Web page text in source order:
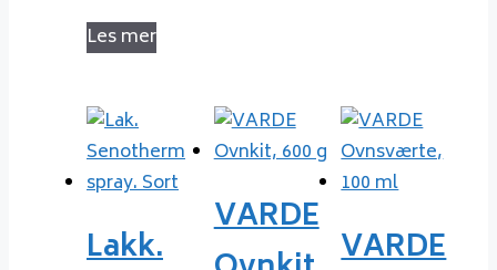
Les mer
Lakk.
VARDE
VARDE